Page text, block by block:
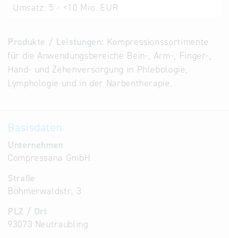
Österreich
und der
Slowakei
Umsatz: 5 - <10 Mio. EUR
Produkte / Leistungen: Kompressionssortimente
für die Anwendungsbereiche Bein-, Arm-, Finger-,
Hand- und Zehenversorgung in Phlebologie,
Lymphologie und in der Narbentherapie.
Basisdaten
Unternehmen
Compressana GmbH
Straße
Böhmerwaldstr. 3
PLZ / Ort
93073 Neutraubling